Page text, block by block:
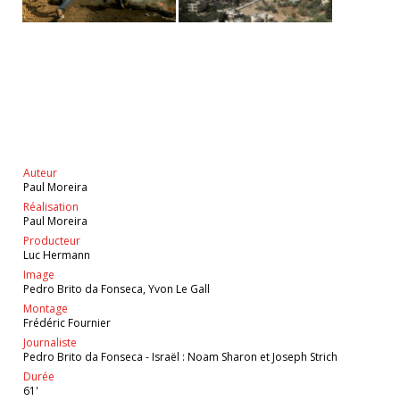
Auteur
Paul Moreira
Réalisation
Paul Moreira
Producteur
Luc Hermann
Image
Pedro Brito da Fonseca, Yvon Le Gall
Montage
Frédéric Fournier
Journaliste
Pedro Brito da Fonseca - Israël : Noam Sharon et Joseph Strich
Durée
61'